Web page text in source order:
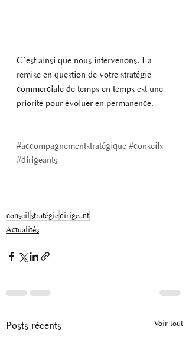
C’est ainsi que nous intervenons. La
remise en question de votre stratégie
commerciale de temps en temps est une
priorité pour évoluer en permanence.
#accompagnementstratégique #conseils
#dirigeants
conseilstratégiedirigeant
Actualités
Posts récents Voir tout